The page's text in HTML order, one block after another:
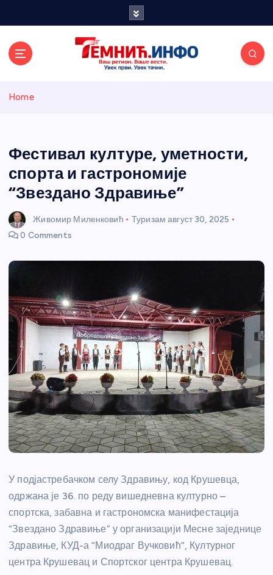
и портал
Home
Фестивал културе, уметности,
спорта и гастрономије
“Звездано Здравиње”
Живомир Миленковић Туризам август 30, 2025
0 Comments
У подјастребачком селу Здравињу, код Крушевца,
одржана је 36. по реду вишедневна културно –
спортска, забавна и гастрономска манифестација
“Звездано Здравиње” у организацији Месне заједнице
Здравиње, КУД-а “Миодраг Вучковић”, Културног
центра Крушевац и Спортског центра Крушевац.